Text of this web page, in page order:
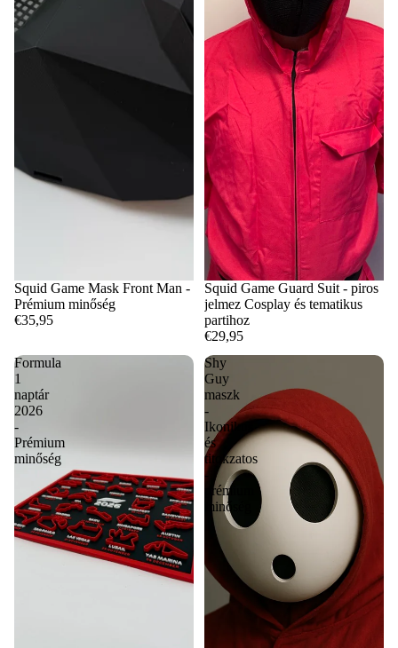
Squid Game Mask Front Man -
Prémium minőség
€35,95
Squid Game Guard Suit - piros
jelmez Cosplay és tematikus
partihoz
€29,95
Formula
1
naptár
2026
-
Prémium
minőség
Shy
Guy
maszk
-
Ikonikus
és
titokzatos
-
prémium
minőség